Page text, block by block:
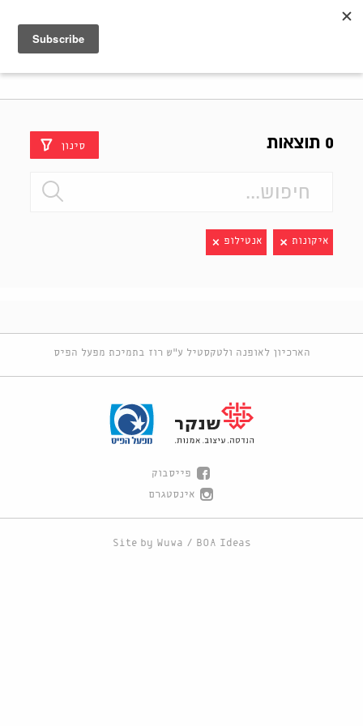
0 תוצאות סינון
איקונות אנטילופ
הארכיון לאופנה ולטקסטיל ע"ש רוז בתמיכת מפעל הפיס
פייסבוק
אינסטגרם
Site by Wuwa / BOA Ideas